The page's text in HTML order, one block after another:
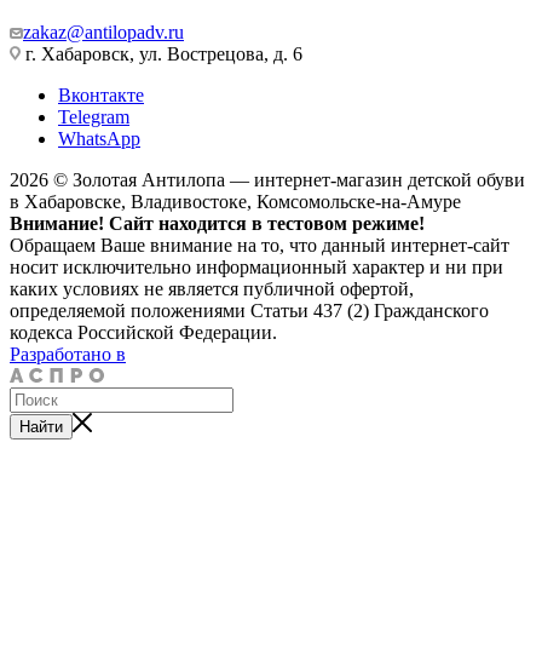
zakaz@antilopadv.ru
г. Хабаровск, ул. Вострецова, д. 6
Вконтакте
Telegram
WhatsApp
2026 © Золотая Антилопа — интернет-магазин детской обуви
в Хабаровске, Владивостоке, Комсомольске-на-Амуре
Внимание! Сайт находится в тестовом режиме!
Обращаем Ваше внимание на то, что данный интернет-сайт
носит исключительно информационный характер и ни при
каких условиях не является публичной офертой,
определяемой положениями Статьи 437 (2) Гражданского
кодекса Российской Федерации.
Разработано в
Найти